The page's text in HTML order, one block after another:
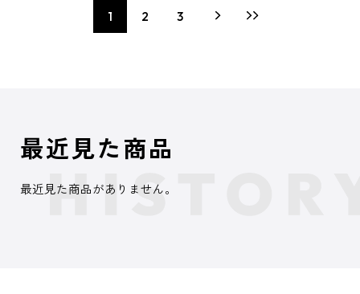
1 2 3
最近見た商品
最近見た商品がありません。